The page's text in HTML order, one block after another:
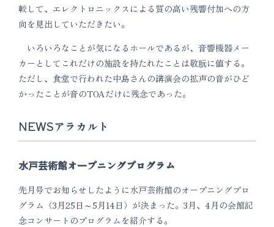
較して、エレクトロニックスによる質の高い残響付加への方
向を見出していただきたい。
いろいろなことが気になるホールであるが、音響機器メー
カーとしてこれだけの施設を持たれたことは敬朊に値する。
ただし、食堂で行われた中島さんの講演会の拡声の音がひど
かったことが音のTOAだけに残念であった。
NEWSアラカルト
水戸芸術館オープニングプログラム
先月号でお知らせしたように水戸芸術館のオープニングプロ
グラム（3月25日～5月14日）が決まった。3月、4月の会館記
念コンサートのプログラムを紹介する。